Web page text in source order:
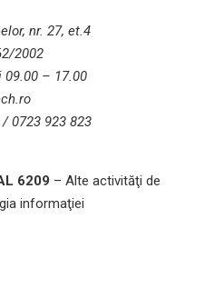
nr. 27, et.4
2002
09.00 – 17.00
0723 923 823
6209 – Alte activităţi de
informaţiei